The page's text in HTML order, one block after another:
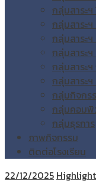
กลุ่มสาระ
กลุ่มสาระ
กลุ่มสาระ
กลุ่มสาระฯ
กลุ่มสาระ
กลุ่มสาระฯ
กลุ่มกิจกร
กลุ่มคอมพิ
กลุ่มธุรการ
ภาพกิจกรรม
ติดต่อโรงเรียน
22/12/2025 Highlight